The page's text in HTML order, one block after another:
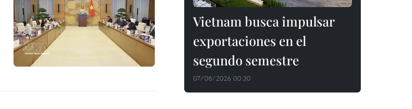
Vietnam busca impulsar
exportaciones en el
segundo semestre
07/08/2026 00:30